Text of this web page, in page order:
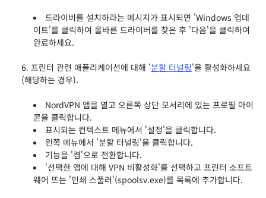
드라이버를 설치하라는 메시지가 표시되면 'Windows 업데
이트'를 클릭하여 올바른 드라이버를 찾은 후 '다음'을 클릭하여
완료하세요.
프린터 관련 애플리케이션에 대해 '분할 터널링'을 활성화하세요
(해당하는 경우).
NordVPN 앱을 열고 오른쪽 상단 모서리에 있는 프로필 아이
콘을 클릭합니다.
표시되는 컨텍스트 메뉴에서 '설정'을 클릭합니다.
왼쪽 메뉴에서 '분할 터널링'을 클릭합니다.
기능을 '켬'으로 전환합니다.
'선택한 앱에 대해 VPN 비활성화'를 선택하고 프린터 소프트
웨어 또는 '인쇄 스풀러'(spoolsv.exe)를 목록에 추가합니다.